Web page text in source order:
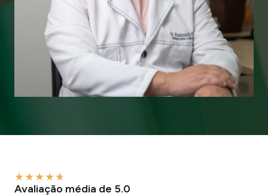
★★★★★
Avaliação média de 5.0